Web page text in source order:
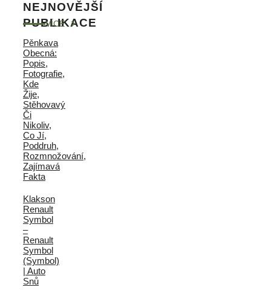
NEJNOVĚJŠÍ
PUBLIKACE
VÍCE
Pěnkava
Obecná:
Popis,
Fotografie,
Kde
Žije,
Stěhovavý
Či
Nikoliv,
Co Jí,
Poddruh,
Rozmnožování,
Zajímavá
Fakta
Klakson
Renault
Symbol
–
Renault
Symbol
(Symbol)
| Auto
Snů